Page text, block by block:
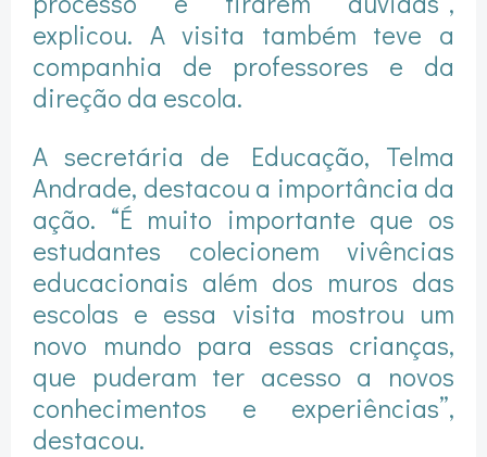
explicou. A visita também teve a
companhia de professores e da
direção da escola.
A secretária de Educação, Telma
Andrade, destacou a importância da
ação. “É muito importante que os
estudantes colecionem vivências
educacionais além dos muros das
escolas e essa visita mostrou um
novo mundo para essas crianças,
que puderam ter acesso a novos
conhecimentos e experiências”,
destacou.